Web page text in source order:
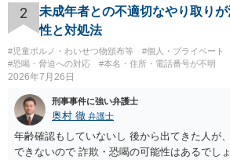
訟提起を選択すれば訴訟の中で解決がなされ
2
未成年者との不適切なやり取り
性と対処法
#児童ポルノ・わいせつ物頒布等 #個人・プライベート
#恐喝・脅迫への対応
#本名・住所・電話番号が不明
2026年7月26日
刑事事件に強い弁護士
奥村 徹 弁護士
年齢確認もしていないし 後から出てきた人が
できないので 詐欺・恐喝の可能性はあるでし